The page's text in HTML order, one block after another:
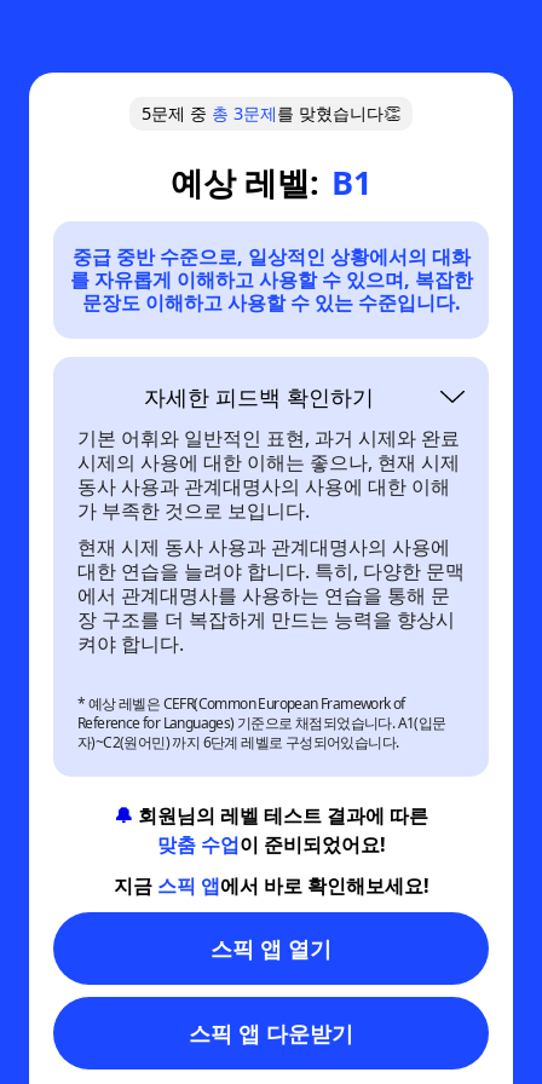
5문제 중 총 3문제를 맞혔습니다👏
예상 레벨: B1
중급 중반 수준으로, 일상적인 상황에서의 대화
를 자유롭게 이해하고 사용할 수 있으며, 복잡한
문장도 이해하고 사용할 수 있는 수준입니다.
자세한 피드백 확인하기
기본 어휘와 일반적인 표현, 과거 시제와 완료
시제의 사용에 대한 이해는 좋으나, 현재 시제
동사 사용과 관계대명사의 사용에 대한 이해
가 부족한 것으로 보입니다.
현재 시제 동사 사용과 관계대명사의 사용에
대한 연습을 늘려야 합니다. 특히, 다양한 문맥
에서 관계대명사를 사용하는 연습을 통해 문
장 구조를 더 복잡하게 만드는 능력을 향상시
켜야 합니다.
* 예상 레벨은 CEFR(Common European Framework of
Reference for Languages) 기준으로 채점되었습니다. A1(입문
자)~C2(원어민) 까지 6단계 레벨로 구성되어있습니다.
🔔 회원님의 레벨 테스트 결과에 따른
맞춤 수업이 준비되었어요!
지금 스픽 앱에서 바로 확인해보세요!
스픽 앱 열기
스픽 앱 다운받기